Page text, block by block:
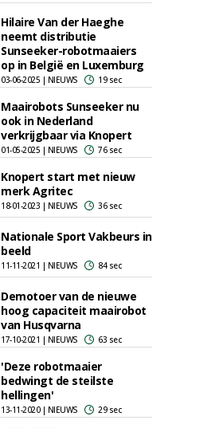
Hilaire Van der Haeghe
neemt distributie
Sunseeker-robotmaaiers
op in België en Luxemburg
03-06-2025 | NIEUWS 19 sec
Maairobots Sunseeker nu
ook in Nederland
verkrijgbaar via Knopert
01-05-2025 | NIEUWS 76 sec
Knopert start met nieuw
merk Agritec
18-01-2023 | NIEUWS 36 sec
Nationale Sport Vakbeurs in
beeld
11-11-2021 | NIEUWS 84 sec
Demotoer van de nieuwe
hoog capaciteit maairobot
van Husqvarna
17-10-2021 | NIEUWS 63 sec
'Deze robotmaaier
bedwingt de steilste
hellingen'
13-11-2020 | NIEUWS 29 sec